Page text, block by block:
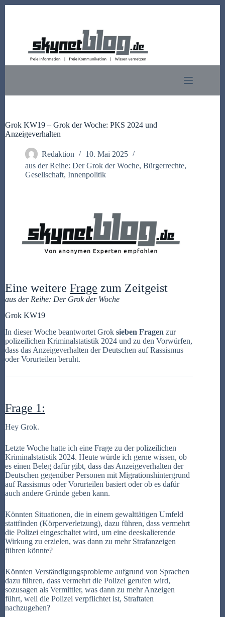
Grok KW19 – Grok der Woche: PKS 2024 und
Anzeigeverhalten
Redaktion
10. Mai 2025
aus der Reihe: Der Grok der Woche, Bürgerrechte,
Gesellschaft, Innenpolitik
Eine weitere Frage zum Zeitgeist
aus der Reihe: Der Grok der Woche
Grok KW19
In dieser Woche beantwortet Grok sieben Fragen zur
polizeilichen Kriminalstatistik 2024 und zu den Vorwürfen,
dass das Anzeigeverhalten der Deutschen auf Rassismus
oder Vorurteilen beruht.
Frage 1:
Hey Grok.
Letzte Woche hatte ich eine Frage zu der polizeilichen
Kriminalstatistik 2024. Heute würde ich gerne wissen, ob
es einen Beleg dafür gibt, dass das Anzeigeverhalten der
Deutschen gegenüber Personen mit Migrationshintergrund
auf Rassismus oder Vorurteilen basiert oder ob es dafür
auch andere Gründe geben kann.
Könnten Situationen, die in einem gewalttätigen Umfeld
stattfinden (Körperverletzung), dazu führen, dass vermehrt
die Polizei eingeschaltet wird, um eine deeskalierende
Wirkung zu erzielen, was dann zu mehr Strafanzeigen
führen könnte?
Könnten Verständigungsprobleme aufgrund von Sprachen
dazu führen, dass vermehrt die Polizei gerufen wird,
sozusagen als Vermittler, was dann zu mehr Anzeigen
führt, weil die Polizei verpflichtet ist, Straftaten
nachzugehen?